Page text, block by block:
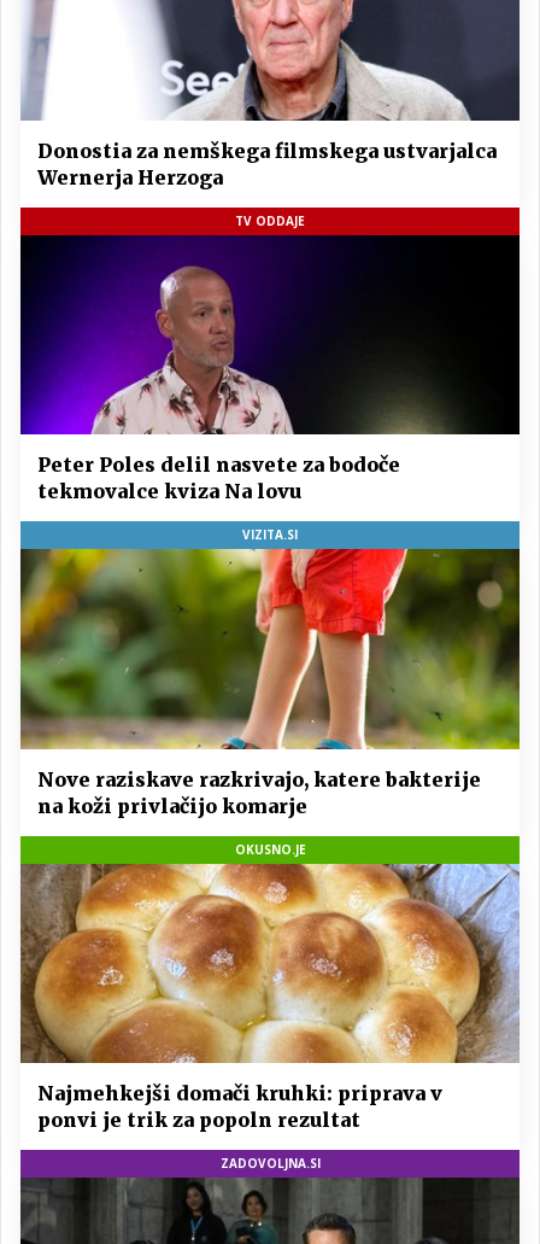
Donostia za nemškega filmskega ustvarjalca
Wernerja Herzoga
TV ODDAJE
Peter Poles delil nasvete za bodoče
tekmovalce kviza Na lovu
VIZITA.SI
Nove raziskave razkrivajo, katere bakterije
na koži privlačijo komarje
OKUSNO.JE
Najmehkejši domači kruhki: priprava v
ponvi je trik za popoln rezultat
ZADOVOLJNA.SI